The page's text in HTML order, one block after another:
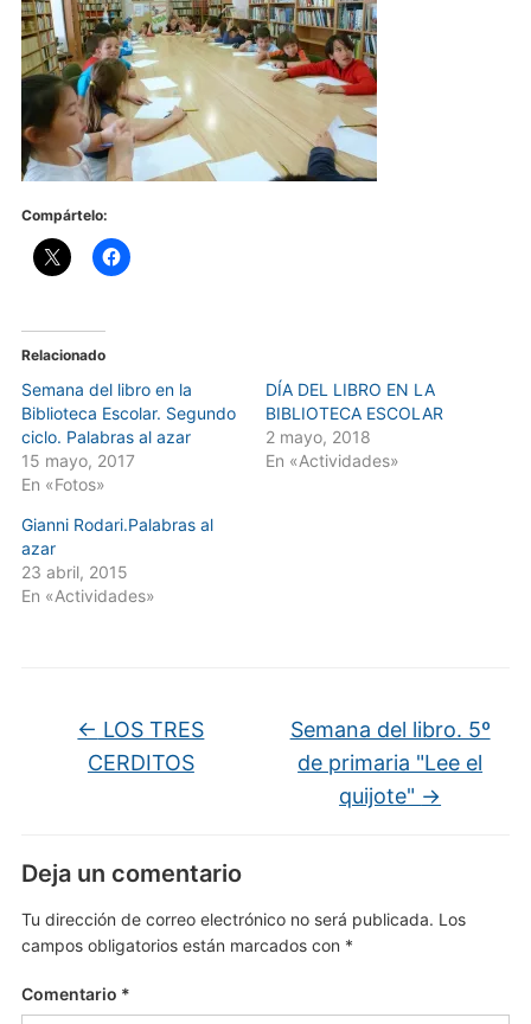
Compártelo:
Relacionado
Semana del libro en la
Biblioteca Escolar. Segundo
ciclo. Palabras al azar
15 mayo, 2017
En «Fotos»
DÍA DEL LIBRO EN LA
BIBLIOTECA ESCOLAR
2 mayo, 2018
En «Actividades»
Gianni Rodari.Palabras al
azar
23 abril, 2015
En «Actividades»
← LOS TRES
CERDITOS
Semana del libro. 5º
de primaria "Lee el
quijote" →
Deja un comentario
Tu dirección de correo electrónico no será publicada. Los
campos obligatorios están marcados con *
Comentario *